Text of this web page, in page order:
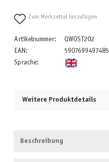
Zum Merkzettel hinzufügen
Artikelnummer:
QWOST202
EAN:
5907699497485
Sprache:
Weitere Produktdetails
Beschreibung